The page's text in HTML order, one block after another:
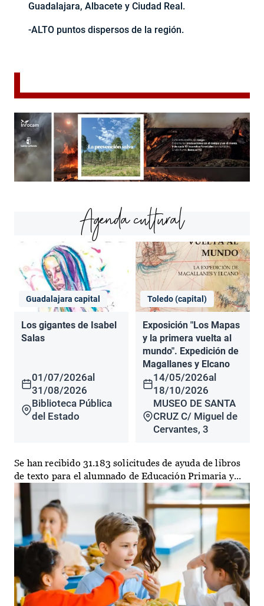
Guadalajara, Albacete y Ciudad Real.
-ALTO puntos dispersos de la región.
Agenda cultural
Guadalajara capital
Los gigantes de Isabel
Salas
01/07/2026al
31/08/2026
Biblioteca Pública
del Estado
Toledo (capital)
Exposición "Los Mapas
y la primera vuelta al
mundo". Expedición de
Magallanes y Elcano
14/05/2026al
18/10/2026
MUSEO DE SANTA
CRUZ C/ Miguel de
Cervantes, 3
Se han recibido 31.183 solicitudes de ayuda de libros
de texto para el alumnado de Educación Primaria y...